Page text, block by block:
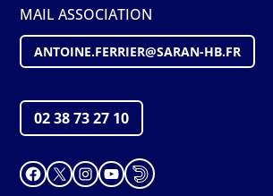
MAIL ASSOCIATION
ANTOINE.FERRIER@SARAN-HB.FR
02 38 73 27 10
Facebook
X Instagram
YouTube